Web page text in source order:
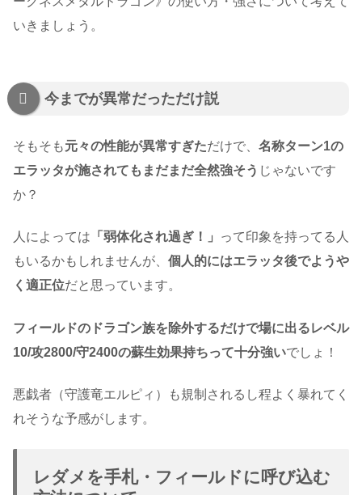
いきましょう。
今までが異常だっただけ説
そもそも元々の性能が異常すぎただけで、 名称ターン1の
エラッタが施されてもまだまだ全然強そう じゃないです
か？
人によっては 「弱体化され過ぎ！」
って印象を持ってる人
もいるかもしれませんが、 個人的にはエラッタ後でようや
く適正位だと思っています。
フィールドのドラゴン族を除外するだけで場に出るレベル
10/攻2800/守2400の蘇生効果持ちって十分強いでしょ！
悪戯者（守護竜エルピィ）も規制されるし程よく暴れてく
れそうな予感がします。
レダメを手札・フィールドに呼び込む